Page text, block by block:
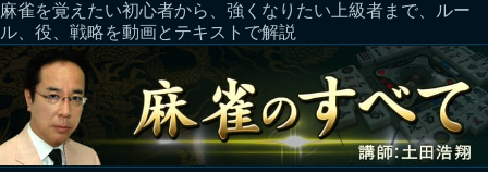
麻雀を覚えたい初心者から、強くなりたい上級者まで、ルー
ル、役、戦略を動画とテキストで解説